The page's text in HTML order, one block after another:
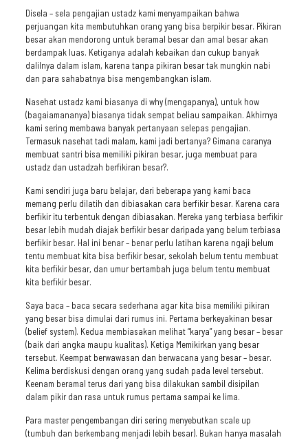
Disela – sela pengajian ustadz kami menyampaikan bahwa
perjuangan kita membutuhkan orang yang bisa berpikir besar. Pikiran
besar akan mendorong untuk beramal besar dan amal besar akan
berdampak luas. Ketiganya adalah kebaikan dan cukup banyak
dalilnya dalam islam, karena tanpa pikiran besar tak mungkin nabi
dan para sahabatnya bisa mengembangkan islam.
Nasehat ustadz kami biasanya di why (mengapanya), untuk how
(bagaiamananya) biasanya tidak sempat beliau sampaikan. Akhirnya
kami sering membawa banyak pertanyaan selepas pengajian.
Termasuk nasehat tadi malam, kami jadi bertanya? Gimana caranya
membuat santri bisa memiliki pikiran besar, juga membuat para
ustadz dan ustadzah berfikiran besar?.
Kami sendiri juga baru belajar, dari beberapa yang kami baca
memang perlu dilatih dan dibiasakan cara berfikir besar. Karena cara
berfikir itu terbentuk dengan dibiasakan. Mereka yang terbiasa berfikir
besar lebih mudah diajak berfikir besar daripada yang belum terbiasa
berfikir besar. Hal ini benar – benar perlu latihan karena ngaji belum
tentu membuat kita bisa berfikir besar, sekolah belum tentu membuat
kita berfikir besar, dan umur bertambah juga belum tentu membuat
kita berfikir besar.
Saya baca – baca secara sederhana agar kita bisa memiliki pikiran
yang besar bisa dimulai dari rumus ini. Pertama berkeyakinan besar
(belief system). Kedua membiasakan melihat “karya” yang besar – besar
(baik dari angka maupu kualitas). Ketiga Memikirkan yang besar
tersebut. Keempat berwawasan dan berwacana yang besar – besar.
Kelima berdiskusi dengan orang yang sudah pada level tersebut.
Keenam beramal terus dari yang bisa dilakukan sambil disipilan
dalam pikir dan rasa untuk rumus pertama sampai ke lima.
Para master pengembangan diri sering menyebutkan scale up
(tumbuh dan berkembang menjadi lebih besar). Bukan hanya masalah